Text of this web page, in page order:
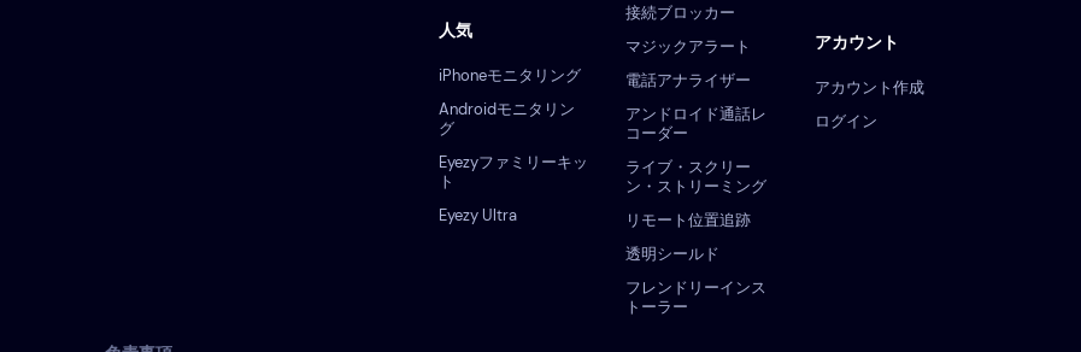
人気
iPhoneモニタリング
Androidモニタリン
グ
Eyezyファミリーキッ
ト
Eyezy Ultra
アカウント
アカウント作成
ログイン
接続ブロッカー
マジックアラート
電話アナライザー
アンドロイド通話レ
コーダー
ライブ・スクリー
ン・ストリーミング
リモート位置追跡
透明シールド
フレンドリーインス
トーラー